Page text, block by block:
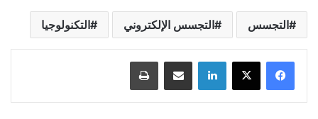
التجسس التجسس الإلكتروني التكنولوجيا
لينكدإن مشاركة عبر البريد طباعة